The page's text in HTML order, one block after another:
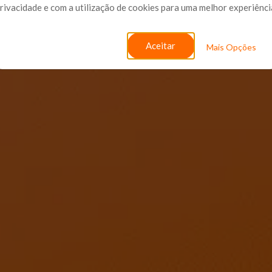
e com a utilização de cookies para uma melhor
Aceitar Mais Opções